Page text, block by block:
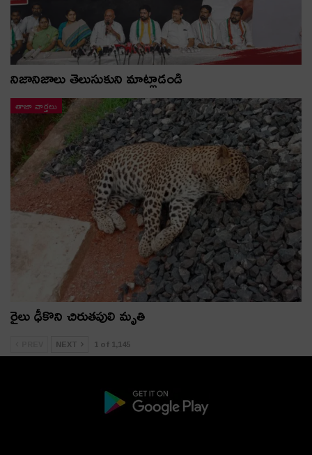
నిజానిజాలు తెలుసుకుని మాట్లాడండి
తాజా వార్తలు
రైలు ఢీకొని చిరుతపులి మృతి
NEXT 1 of 1,145